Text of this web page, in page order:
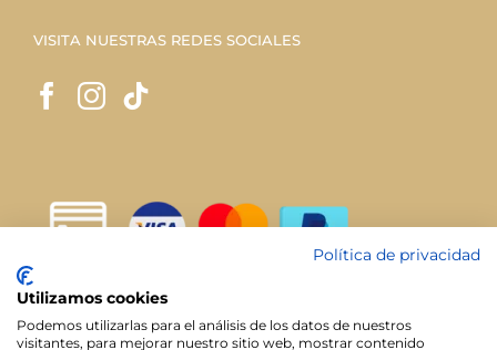
VISITA NUESTRAS REDES SOCIALES
Política de privacidad
Utilizamos cookies
Podemos utilizarlas para el análisis de los datos de nuestros
visitantes, para mejorar nuestro sitio web, mostrar contenido